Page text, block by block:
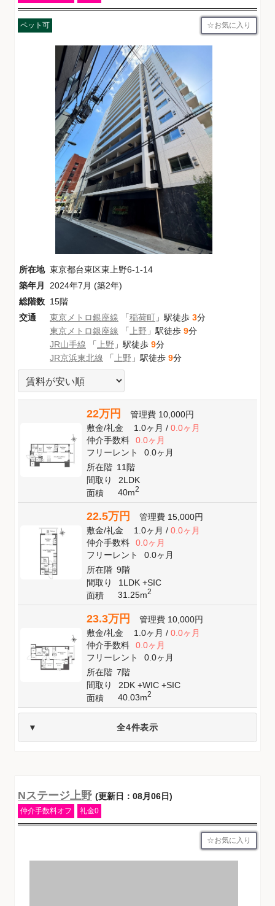
ペット可 お気に入り
所在地 東京都台東区東上野6-1-14
築年月
2024年7月 (築2年)
総階数 15階
交通
東京メトロ銀座線 「稲荷町 」駅徒歩 3分
東京メトロ銀座線 「 上野 」駅徒歩 9分
JR山手線 「 上野 」駅徒歩 9分
JR京浜東北線 「 上野 」駅徒歩 9分
22万円 管理費 10,000円
敷金/礼金 1.0ヶ月/ 0.0ヶ月
仲介手数料
0.0ヶ月
フリーレント
0.0ヶ月
所在階 11階
間取り
2LDK
面積
40m2
22.5万円 管理費 15,000円
敷金/礼金 1.0ヶ月/ 0.0ヶ月
仲介手数料
0.0ヶ月
フリーレント
0.0ヶ月
所在階 9階
間取り
1LDK +SIC
面積
31.25m2
23.3万円 管理費 10,000円
敷金/礼金 1.0ヶ月/ 0.0ヶ月
仲介手数料
0.0ヶ月
フリーレント
0.0ヶ月
所在階 7階
間取り
2DK +WIC +SIC
面積
40.03m2
全4件表示
Nステージ上野 (更新日：08月06日)
仲介手数料オフ 礼金0
お気に入り